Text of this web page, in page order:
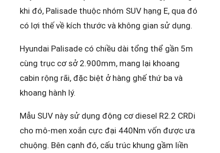
khi đó, Palisade thuộc nhóm SUV hạng E, qua đó
có lợi thế về kích thước và không gian sử dụng.
Hyundai Palisade có chiều dài tổng thể gần 5m
cùng trục cơ sở 2.900mm, mang lại khoang
cabin rộng rãi, đặc biệt ở hàng ghế thứ ba và
khoang hành lý.
Mẫu SUV này sử dụng động cơ diesel R2.2 CRDi
cho mô-men xoắn cực đại 440Nm vốn được ưa
chuộng. Bên cạnh đó, cấu trúc khung gầm liền